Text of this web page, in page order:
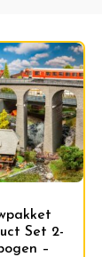
Set 2-
–